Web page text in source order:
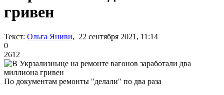
гривен
Текст: Ольга Яниви, 22 сентября 2021, 11:14
0
2612
По документам ремонты "делали" по два раза